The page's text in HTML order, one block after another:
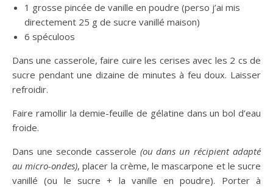
1 grosse pincée de vanille en poudre (perso j’ai mis
directement 25 g de sucre vanillé maison)
6 spéculoos
Dans une casserole, faire cuire les cerises avec les 2 cs de
sucre pendant une dizaine de minutes à feu doux. Laisser
refroidir.
Faire ramollir la demie-feuille de gélatine dans un bol d’eau
froide.
Dans une seconde casserole (ou dans un récipient adapté
au micro-ondes), placer la crème, le mascarpone et le sucre
vanillé (ou le sucre + la vanille en poudre). Porter à